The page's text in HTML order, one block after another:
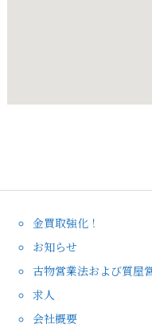
金買取強化！
お知らせ
古物営業法および質屋
求人
会社概要